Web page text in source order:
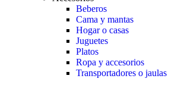
Beberos
Cama y mantas
Hogar o casas
Juguetes
Platos
Ropa y accesorios
Transportadores o jaulas